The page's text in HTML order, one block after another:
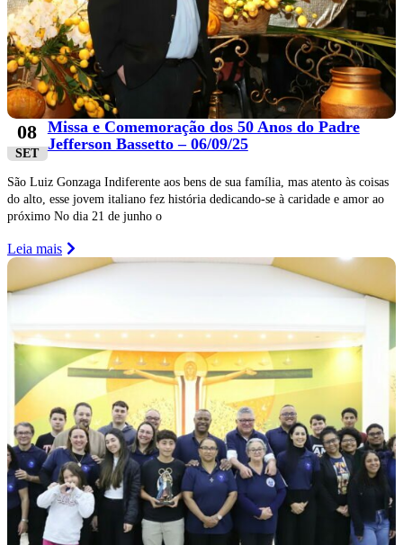
08
SET
Missa e Comemoração dos 50 Anos do Padre
Jefferson Bassetto – 06/09/25
São Luiz Gonzaga Indiferente aos bens de sua família, mas atento às coisas
do alto, esse jovem italiano fez história dedicando-se à caridade e amor ao
próximo No dia 21 de junho o
Leia mais